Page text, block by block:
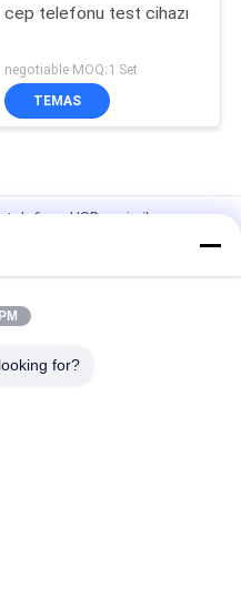
cep telefonu test cihazı
negotiable MOQ:1 Set
TEMAS
telefonu USB şarj cihazı
kuvveti testi
Üç Eksenli Anahtar
for?